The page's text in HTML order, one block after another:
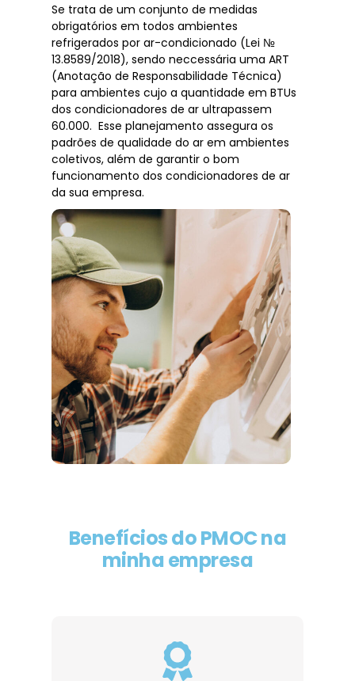
Se trata de um conjunto de medidas
obrigatórios em todos ambientes
refrigerados por ar-condicionado (Lei №
13.8589/2018), sendo neccessária uma ART
(Anotação de Responsabilidade Técnica)
para ambientes cujo a quantidade em BTUs
dos condicionadores de ar ultrapassem
60.000. Esse planejamento assegura os
padrões de qualidade do ar em ambientes
coletivos, além de garantir o bom
funcionamento dos condicionadores de ar
da sua empresa.
Benefícios do PMOC na
minha empresa